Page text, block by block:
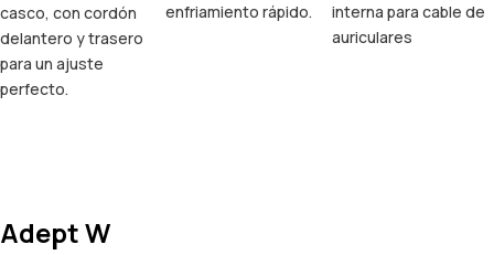
casco, con cordón
delantero y trasero
para un ajuste
perfecto.
enfriamiento rápido.
interna para cable de
auriculares
Adept W